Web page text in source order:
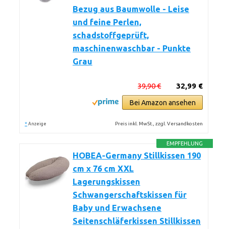
Bezug aus Baumwolle - Leise
und feine Perlen,
schadstoffgeprüft,
maschinenwaschbar - Punkte
Grau
32,99 €
39,90 €
Bei Amazon ansehen
* Anzeige Preis inkl. MwSt., zzgl. Versandkosten
EMPFEHLUNG
HOBEA-Germany Stillkissen 190
cm x 76 cm XXL
Lagerungskissen
Schwangerschaftskissen für
Baby und Erwachsene
Seitenschläferkissen Stillkissen